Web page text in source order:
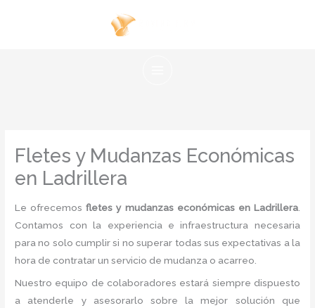
Fletes y Mudanzas Económicas
en Ladrillera
Le ofrecemos fletes y mudanzas económicas en Ladrillera.
Contamos con la experiencia e infraestructura necesaria
para no solo cumplir si no superar todas sus expectativas a la
hora de contratar un servicio de mudanza o acarreo.
Nuestro equipo de colaboradores estará siempre dispuesto
a atenderle y asesorarlo sobre la mejor solución que